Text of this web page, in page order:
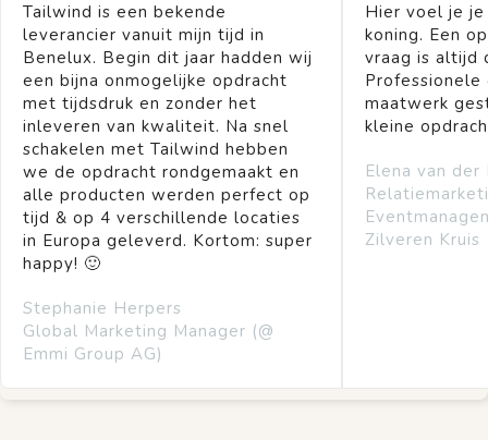
Tailwind is een bekende
leverancier vanuit mijn tijd in
Benelux. Begin dit jaar hadden wij
een bijna onmogelijke opdracht
met tijdsdruk en zonder het
inleveren van kwaliteit. Na snel
schakelen met Tailwind hebben
we de opdracht rondgemaakt en
alle producten werden perfect op
tijd & op 4 verschillende locaties
in Europa geleverd. Kortom: super
happy! 🙂
Stephanie Herpers
Global Marketing Manager (@
Emmi Group AG)
Hier voel je
koning. Een
vraag is altijd
Professionele
maatwerk
kleine
Elena van der
Zilveren Kruis